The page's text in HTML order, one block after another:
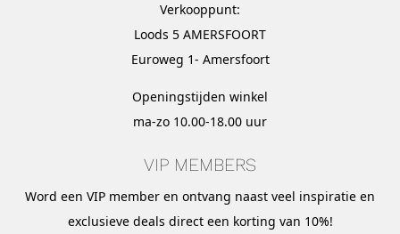
Verkooppunt:
Loods 5 AMERSFOORT
Euroweg 1- Amersfoort
Openingstijden winkel
ma-zo 10.00-18.00 uur
VIP MEMBERS
Word een VIP member en ontvang naast veel inspiratie en
exclusieve deals direct een korting van 10%!